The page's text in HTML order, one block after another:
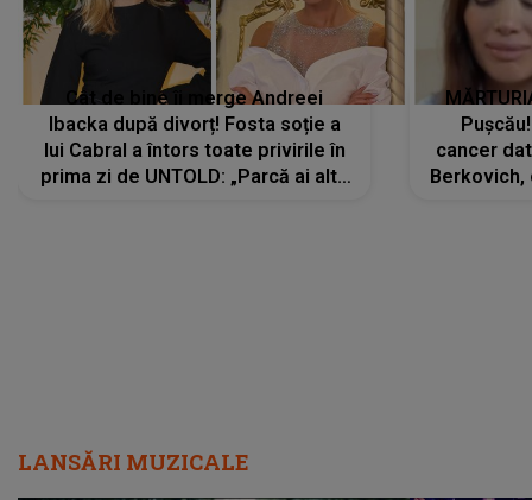
Cât de bine îi merge Andreei
Ibacka după divorț! Fosta soție a
lui Cabral a întors toate privirile în
prima zi de UNTOLD: „Parcă ai altă
cancer
Berkovich,
LANSĂRI MUZICALE